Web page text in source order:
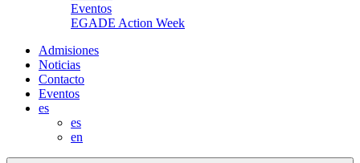
Eventos
EGADE Action Week
Admisiones
Noticias
Contacto
Eventos
es
es
en